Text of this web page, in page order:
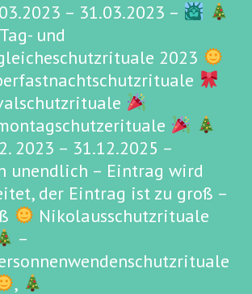
– 31.03.2023 –
Tag- und
2023
2023 – 31.12.2025 –
unendlich – Eintrag wird
der Eintrag ist zu groß –
Nikolausschutzrituale
–
,